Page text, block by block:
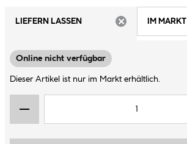
LIEFERN LASSEN
IM
Online nicht verfügbar
Dieser Artikel ist nur im Markt erhältlich.